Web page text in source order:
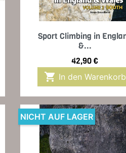
 Vorschau
Sport Climbing in
&...
Preis
42,90 €
 In den Warenkorb
NICHT AUF LAGER